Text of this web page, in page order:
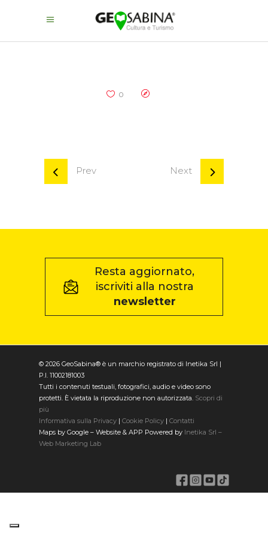
0
Prev Next
Resta aggiornato,
iscriviti alla nostra
newsletter
© 2026 GeoSabina® è un marchio registrato di Inetika Srl |
P.I. 11002181003
Tutti i contenuti testuali, fotografici, audio e video sono
protetti. È vietata la riproduzione non autorizzata. Scopri di
più
Informativa sulla Privacy | Cookie Policy | Contatti
Maps by Google – Website & APP Powered by Inetika Srl –
Web Marketing Lab